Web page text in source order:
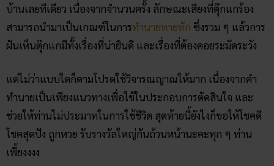
บ้านเลยทีเดียว เนื่องจากจำนวนครั้ง ลักษณะเสียงที่ตุ๊กแกร้อง
สามารถนำมาเป็นเกณฑ์ในการทำนายทายทัก ซึ่งรวม ๆ แล้วการ
ฝันเห็นตุ๊กแกมีทั้งเรื่องที่น่ายินดี และเรื่องที่ต้องคอยระมัดระวัง
แต่ไม่ว่าแบบใดก็ตามโปรดใช้วิจารณญาณให้มาก เนื่องจากคำ
ทำนายเป็นเพียงแนวทางเพื่อใช้ในประกอบการตัดสินใจ และ
ช่วยให้ท่านไม่ประมาทในการใช้ชีวิต สุดท้ายนี้ยังไงก็ขอให้โชคดี
โชคสุดปัง ถูกหวย รับรางวัลใหญ่กันถ้วนหน้านะคะทุก ๆ ท่าน
เพี้ยงงงง